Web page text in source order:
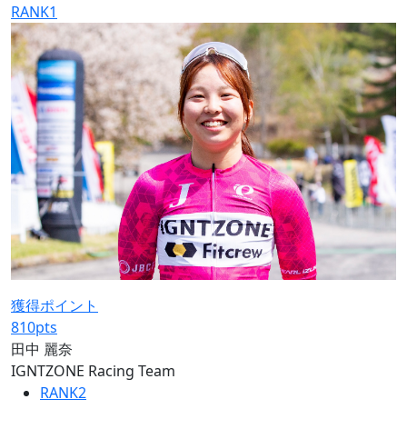
RANK1
獲得ポイント
810pts
田中 麗奈
IGNTZONE Racing Team
RANK2